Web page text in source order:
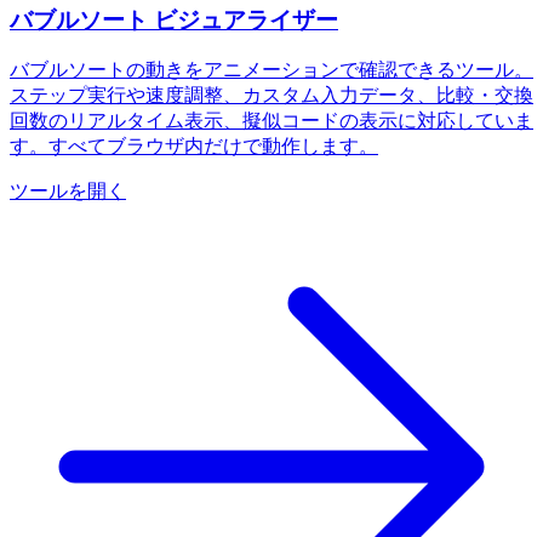
バブルソート ビジュアライザー
バブルソートの動きをアニメーションで確認できるツール。
ステップ実行や速度調整、カスタム入力データ、比較・交換
回数のリアルタイム表示、擬似コードの表示に対応していま
す。すべてブラウザ内だけで動作します。
ツールを開く